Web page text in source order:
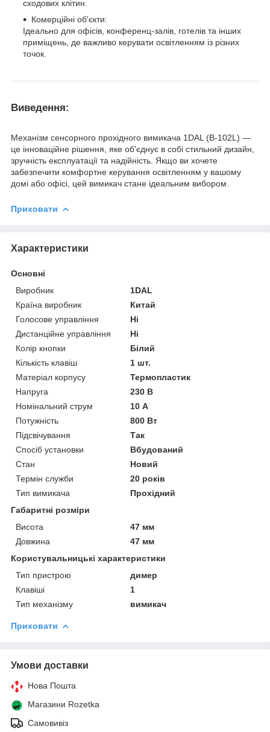
сходових клітин.
Комерційні об'єкти:
Ідеально для офісів, конференц-залів, готелів та інших
приміщень, де важливо керувати освітленням із різних
точок.
Виведення:
Механізм сенсорного прохідного вимикача 1DAL (B-102L) —
це інноваційне рішення, яке об'єднує в собі стильний дизайн,
зручність експлуатації та надійність. Якщо ви хочете
забезпечити комфортне керування освітленням у вашому
домі або офісі, цей вимикач стане ідеальним вибором.
Приховати
Характеристики
Основні
Виробник
1DAL
Країна виробник
Китай
Голосове управління
Ні
Дистанційне управління
Ні
Колір кнопки
Білий
Кількість клавіш
1 шт.
Матеріал корпусу
Термопластик
Напруга
230 В
Номінальний струм
10 А
Потужність
800 Вт
Підсвічування
Так
Спосіб установки
Вбудований
Стан
Новий
Термін служби
20 років
Тип вимикача
Прохідний
Габаритні розміри
Висота
47 мм
Довжина
47 мм
Користувальницькі характеристики
Тип пристрою
димер
Клавіші
1
Тип механізму
вимикач
Приховати
Умови доставки
Нова Пошта
Магазини Rozetka
Самовивіз